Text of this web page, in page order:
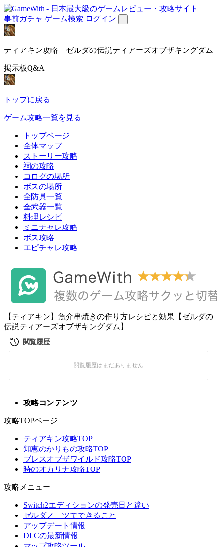
事前ガチャ ゲーム検索 ログイン
ティアキン攻略｜ゼルダの伝説ティアーズオブザキングダム
掲示板Q&A
トップに戻る
ゲーム攻略一覧を見る
トップページ
全体マップ
ストーリー攻略
祠の攻略
コログの場所
ボスの場所
全防具一覧
全武器一覧
料理レシピ
ミニチャレ攻略
ボス攻略
エピチャレ攻略
【ティアキン】魚介串焼きの作り方レシピと効果【ゼルダの
伝説ティアーズオブザキングダム】
攻略コンテンツ
攻略TOPページ
ティアキン攻略TOP
知恵のかりもの攻略TOP
ブレスオブザワイルド攻略TOP
時のオカリナ攻略TOP
攻略メニュー
Switch2エディションの発売日と違い
ゼルダノーツでできること
アップデート情報
DLCの最新情報